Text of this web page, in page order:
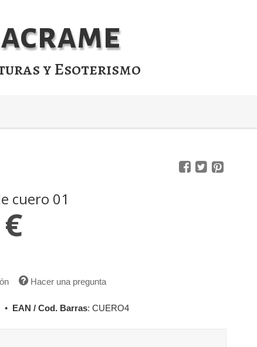
y Esoterismo
cuero 01
Hacer una pregunta
• EAN / Cod. Barras: CUERO4